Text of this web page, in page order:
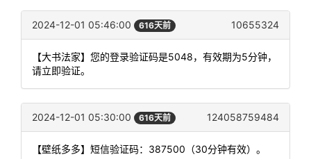
2024-12-01 05:46:00 616天前 10655324
【大书法家】您的登录验证码是5048，有效期为5分钟，
请立即验证。
2024-12-01 05:30:00 616天前 124058759484
【壁纸多多】短信验证码：387500（30分钟有效）。